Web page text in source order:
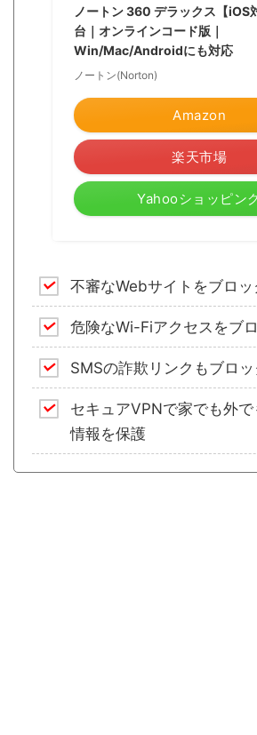
ノートン 360 デラックス【iOS
台｜オンラインコード版｜
Win/Mac/Androidにも対応
ノートン(Norton)
Amazon
楽天市場
Yahooショッピン
不審なWebサイトをブロッ
危険なWi-Fiアクセスをブ
SMSの詐欺リンクもブロッ
セキュアVPNで家でも外で
情報を保護